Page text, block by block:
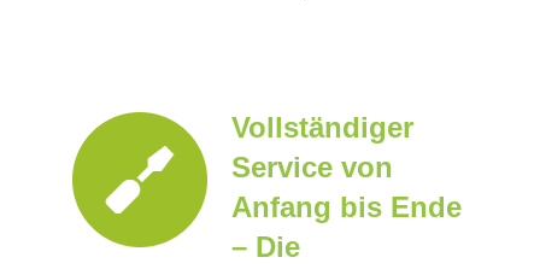
Vollständiger
Service von
Anfang bis Ende
– Die